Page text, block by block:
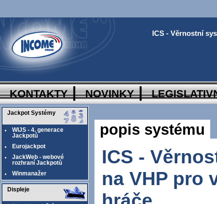
ICS - Věrnostní
kontakty|novinky|
Jackpot Systémy
WIJS - 4. generace
Jackpotů
Eurojackpot
JackWeb - webové
rozhraní Jackpotů
Winmanažer
Displeje
popis systému
ICS -
na VHP pro